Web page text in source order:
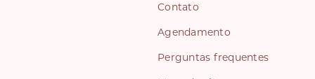
Contato
Agendamento
Perguntas frequentes